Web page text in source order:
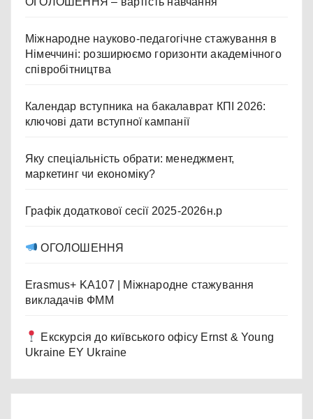
Міжнародне науково-педагогічне стажування в
Німеччині: розширюємо горизонти академічного
співробітництва
Календар вступника на бакалаврат КПІ 2026:
ключові дати вступної кампанії
Яку спеціальність обрати: менеджмент,
маркетинг чи економіку?
Графік додаткової сесії 2025-2026н.р
ОГОЛОШЕННЯ
Erasmus+ KA107 | Міжнародне стажування
викладачів ФММ
Екскурсія до київського офісу Ernst & Young
Ukraine EY Ukraine